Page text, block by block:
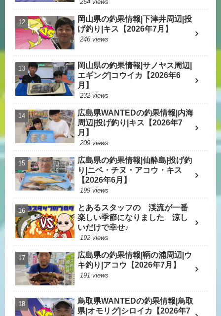
264 views
岡山県の釣果情報|下津井周辺|投
げ釣り|キス【2026年7月】
246 views
岡山県の釣果情報|サノヤス周辺|
エギング|コウイカ【2026年6
月】
232 views
広島県WANTEDの釣果情報|内海
周辺|投げ釣り|キス【2026年7
月】
209 views
広島県の釣果情報|仙酔島|投げ釣
り|ニベ・チヌ・アコウ・キス
【2026年6月】
199 views
とあるスタッフの 渓流が一番
楽しい季節になりました 涼し
いだけで幸せ♪
192 views
広島県の釣果情報|鞆の浦周辺|ウ
キ釣り|アコウ【2026年7月】
191 views
鳥取県WANTEDの釣果情報|鳥取
県|オモリグ|シロイカ【2026年7